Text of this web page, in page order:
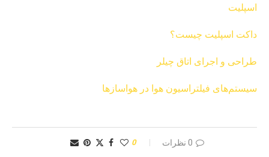
اسپلیت
داکت اسپلیت چیست؟
طراحی و اجرای اتاق چیلر
سیستم‌های فیلتراسیون هوا در هواسازها
0 نظرات 0